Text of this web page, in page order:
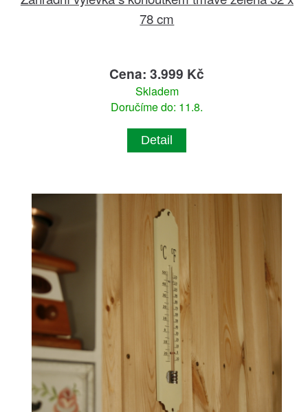
78 cm
Cena: 3.999 Kč
Skladem
Doručíme do: 11.8.
Detail